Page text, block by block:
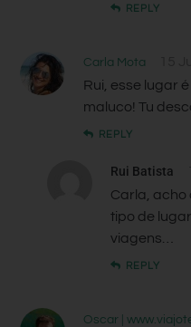
REPLY
Carla Mota
Rui, esse lugar
maluco! Tu
REPLY
Rui Batista
Carla, acho
tipo de
viagens…
REPLY
Oscar |